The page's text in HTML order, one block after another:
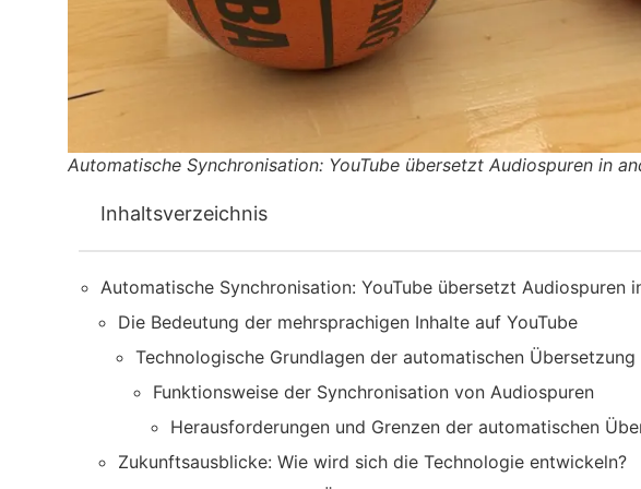
Automatische Synchronisation: YouTube übersetzt Audiospuren in
Inhaltsverzeichnis
Automatische Synchronisation: YouTube übersetzt Audiospuren
Die Bedeutung der mehrsprachigen Inhalte auf YouTube
Technologische Grundlagen der automatischen Übersetzung
Funktionsweise der Synchronisation von Audiospuren
Herausforderungen und Grenzen der automatischen
Zukunftsausblicke: Wie wird sich die Technologie entwickeln?